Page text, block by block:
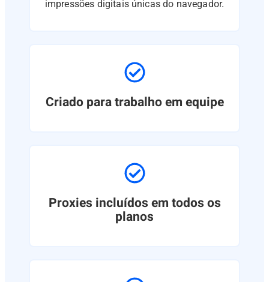
impressões digitais únicas do navegador.
Criado para trabalho em equipe
Proxies incluídos em todos os
planos